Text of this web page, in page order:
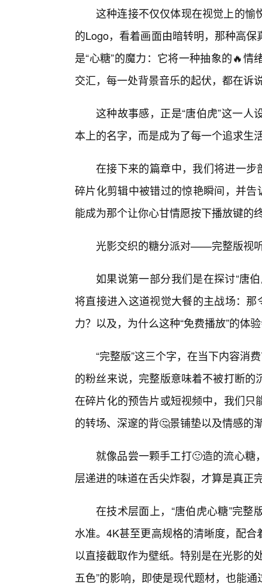
这种连接不仅仅体现在视觉上的愉
的Logo，看着画面由暗转明，那种高
是“心糖”的魔力：它将一种抽象的🔥
交汇，每一处背景音乐的起伏，都在诉
这种故事感，正是“唐伯虎”这一
本上的名字，而是成为了每一个追求生
在接下来的篇章中，我们将进一步
碎片化剪辑中被错过的惊艳瞬间，并
能成为那个让你心甘情愿按下播放键的
光影交织的糖分派对——完整版视
如果说第一部分我们是在探讨“唐
将直接进入这道视觉大餐的主战场：
力？以及，为什么这种“免费播放”的体
“完整版”这三个字，在当下内容消
的粉丝来说，完整版意味着不被打断
在碎片化的预告片或短视频中，我们
的转场、深邃的背🤔景铺垫以及情感的
就像品尝一颗手工打🙂造的流心
层递进的味道在舌尖炸裂，才算是真正
在技术层面上，“唐伯虎心糖”完
水准。4K甚至更高规格的清晰度，配
以直接截取作为壁纸。特别是在光影的
五色”的影响，即使是现代题材，也能